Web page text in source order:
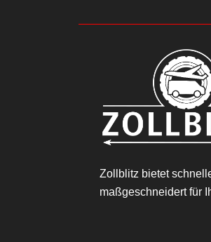
Zollblitz bietet
maßgeschneidert für